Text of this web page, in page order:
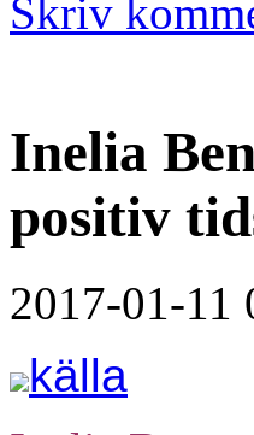
Skriv
Inelia
positiv
2017-01-11
källa